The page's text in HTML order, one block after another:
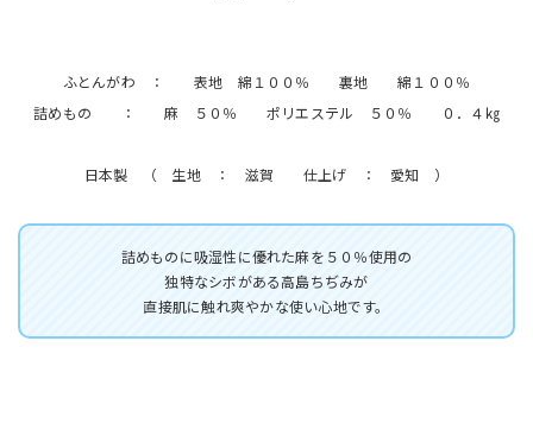
ふとんがわ ： 表地 綿１００％ 裏地 綿１００％
詰めもの ： 麻 ５０％ ポリエステル ５０％ ０．４㎏
日本製 （ 生地 ： 滋賀 仕上げ ： 愛知 ）
詰めものに吸湿性に優れた麻を５０％使用の
独特なシボがある高島ちぢみが
直接肌に触れ爽やかな使い心地です。